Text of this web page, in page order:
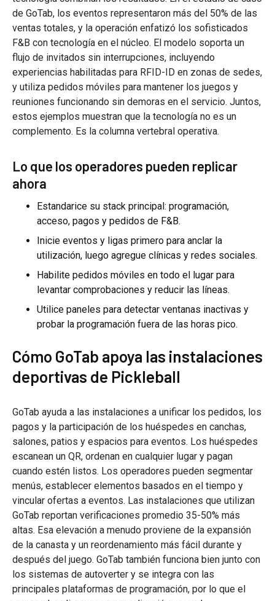
de GoTab, los eventos representaron más del 50% de las
ventas totales, y la operación enfatizó los sofisticados
F&B con tecnología en el núcleo. El modelo soporta un
flujo de invitados sin interrupciones, incluyendo
experiencias habilitadas para RFID-ID en zonas de sedes,
y utiliza pedidos móviles para mantener los juegos y
reuniones funcionando sin demoras en el servicio. Juntos,
estos ejemplos muestran que la tecnología no es un
complemento. Es la columna vertebral operativa.
Lo que los operadores pueden replicar
ahora
Estandarice su stack principal: programación,
acceso, pagos y pedidos de F&B.
Inicie eventos y ligas primero para anclar la
utilización, luego agregue clínicas y redes sociales.
Habilite pedidos móviles en todo el lugar para
levantar comprobaciones y reducir las líneas.
Utilice paneles para detectar ventanas inactivas y
probar la programación fuera de las horas pico.
Cómo GoTab apoya las instalaciones
deportivas de Pickleball
GoTab ayuda a las instalaciones a unificar los pedidos, los
pagos y la participación de los huéspedes en canchas,
salones, patios y espacios para eventos. Los huéspedes
escanean un QR, ordenan en cualquier lugar y pagan
cuando estén listos. Los operadores pueden segmentar
menús, establecer elementos basados en el tiempo y
vincular ofertas a eventos. Las instalaciones que utilizan
GoTab reportan verificaciones promedio 35-50% más
altas. Esa elevación a menudo proviene de la expansión
de la canasta y un reordenamiento más fácil durante y
después del juego. GoTab también funciona bien junto con
los sistemas de autoverter y se integra con las
principales plataformas de programación, por lo que el